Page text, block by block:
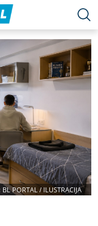
BL PORTAL / ILUSTRACIJA